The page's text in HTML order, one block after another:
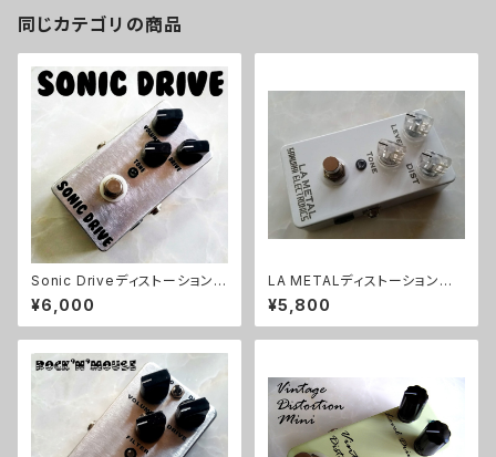
同じカテゴリの商品
Sonic Driveディストーションキ
ット【BASIC KIT】
¥6,000
LA METALディストーションキッ
ト【BASIC KIT】
¥5,800